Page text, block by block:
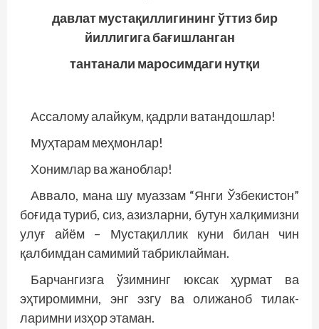
давлат мустақиллигининг ўттиз бир
йиллигига бағишланган
тантанали маросимдаги нутқи
Ассалому алайкум, қадрли ва­тандош­лар!
Муҳтарам меҳмонлар!
Хонимлар ва жаноблар!
Аввало, мана шу муаззам “Янги Ўзбекистон”
боғида туриб, сиз, азизларни, бутун халқимизни
улуғ айём – Мустақиллик куни билан чин
қалбимдан самимий таб­риклайман.
Барчангизга ўзимнинг юксак ҳурмат ва
эҳтиромимни, энг эзгу ва олижаноб тилак­
ларимни изҳор этаман.